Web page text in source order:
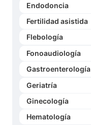
Endodoncia
Fertilidad asistida
Flebología
Fonoaudiología
Gastroenterología
Geriatría
Ginecología
Hematología